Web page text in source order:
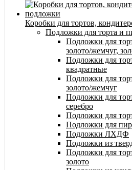
Коробки для тортов,
Подложки для торта и
Подложки для
золото/жемчуг,
Подложки для
квадратные
Подложки для
золото/жемчуг
Подложки для
серебро
Подложки для
Подложки для
Подложки ЛХДФ
Подложки из
Подложки для
золото